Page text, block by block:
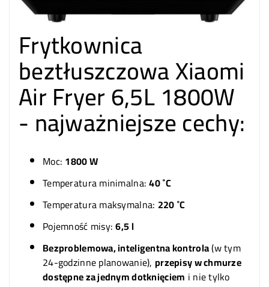
Frytkownica
beztłuszczowa Xiaomi
Air Fryer 6,5L 1800W
- najważniejsze cechy:
Moc: 1800 W
Temperatura minimalna:40 ˚C
Temperatura maksymalna: 220 ˚C
Pojemność misy:6,5 l
Bezproblemowa, inteligentna kontrola(w tym
24-godzinne planowanie), przepisy w chmurze
dostępne za jednym dotknięciem i nie tylko